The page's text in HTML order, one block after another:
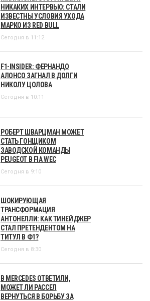
НИКАКИХ ИНТЕРВЬЮ: СТАЛИ
ИЗВЕСТНЫ УСЛОВИЯ УХОДА
МАРКО ИЗ RED BULL
Сегодня в 11:12
F1-INSIDER: ФЕРНАНДО
АЛОНСО ЗАГНАЛ В ДОЛГИ
НИКОЛУ ЦОЛОВА
Сегодня в 10:11
РОБЕРТ ШВАРЦМАН МОЖЕТ
СТАТЬ ГОНЩИКОМ
ЗАВОДСКОЙ КОМАНДЫ
PEUGEOT В FIA WEC
Сегодня в 9:10
ШОКИРУЮЩАЯ
ТРАНСФОРМАЦИЯ
АНТОНЕЛЛИ: КАК ТИНЕЙДЖЕР
СТАЛ ПРЕТЕНДЕНТОМ НА
ТИТУЛ В Ф1?
Сегодня в 8:30
В MERCEDES ОТВЕТИЛИ,
МОЖЕТ ЛИ РАССЕЛ
ВЕРНУТЬСЯ В БОРЬБУ ЗА